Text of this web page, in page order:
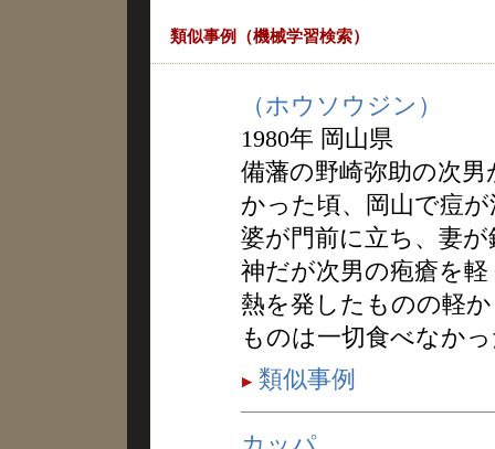
類似事例（機械学習検索）
（ホウソウジン）
1980年 岡山県
備藩の野崎弥助の次
かった頃、岡山で痘
婆が門前に立ち、妻
神だが次男の疱瘡を
熱を発したものの軽
ものは一切食べなか
類似事例